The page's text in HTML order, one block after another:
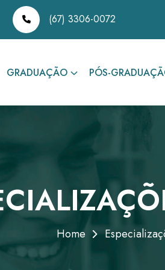
(67) 3306-0072
GRADUAÇÃO PÓS-
Home